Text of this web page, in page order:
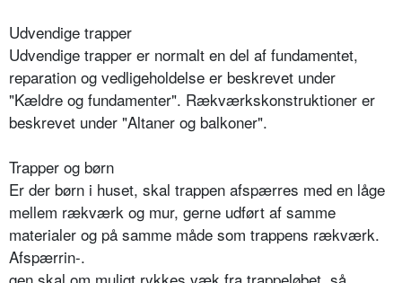
Udvendige trapper
Udvendige trapper er normalt en del af fundamentet,
reparation og vedligeholdelse er beskrevet under
"Kældre og fundamenter". Rækværkskonstruktioner er
beskrevet under "Altaner og balkoner".
Trapper og børn
Er der børn i huset, skal trappen afspærres med en låge
mellem rækværk og mur, gerne udført af samme
materialer og på samme måde som trappens rækværk.
Afspærrin-.